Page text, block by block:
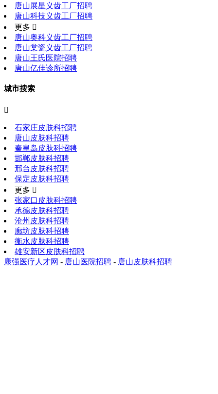
唐山展星义齿工厂招聘
唐山科技义齿工厂招聘
更多 
唐山奥科义齿工厂招聘
唐山棠瓷义齿工厂招聘
唐山王氏医院招聘
唐山亿佳诊所招聘
城市搜索

石家庄皮肤科招聘
唐山皮肤科招聘
秦皇岛皮肤科招聘
邯郸皮肤科招聘
邢台皮肤科招聘
保定皮肤科招聘
更多 
张家口皮肤科招聘
承德皮肤科招聘
沧州皮肤科招聘
廊坊皮肤科招聘
衡水皮肤科招聘
雄安新区皮肤科招聘
康强医疗人才网 - 唐山医院招聘 - 唐山皮肤科招聘